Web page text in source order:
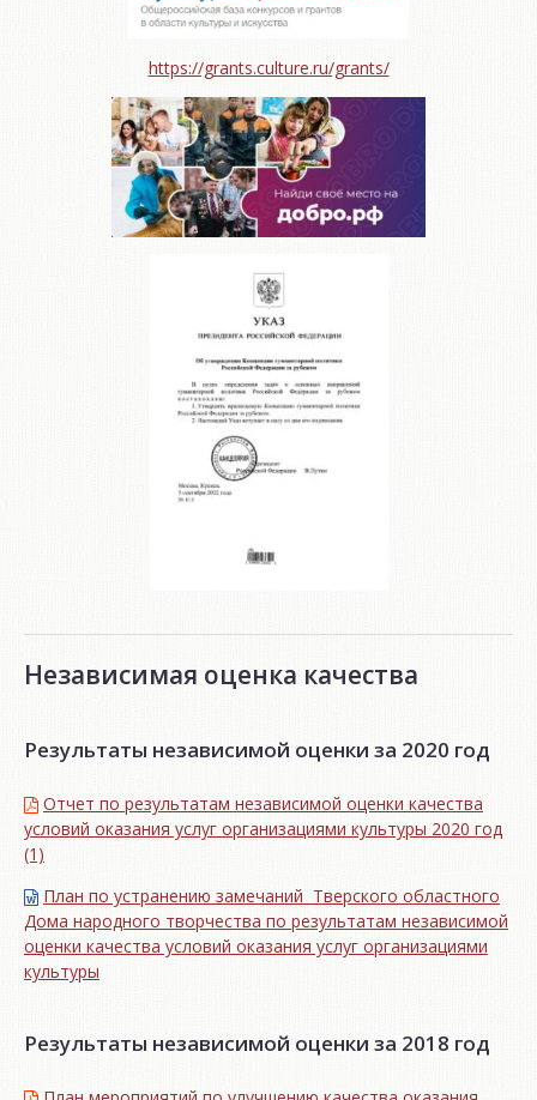
https://grants.culture.ru/grants/
Независимая оценка качества
Результаты независимой оценки за 2020 год
Отчет по результатам независимой оценки качества
условий оказания услуг организациями культуры 2020 год
(1)
План по устранению замечаний Тверского областного
Дома народного творчества по результатам независимой
оценки качества условий оказания услуг организациями
культуры
Результаты независимой оценки за 2018 год